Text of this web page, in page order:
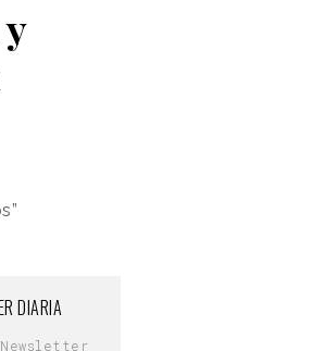
DIARIA